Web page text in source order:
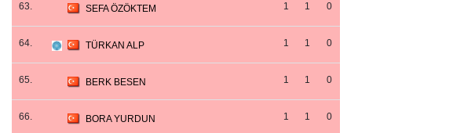
63. SEFA ÖZÖKTEM 1 1 0
64. TÜRKAN ALP 1 1 0
65. BERK BESEN 1 1 0
66. BORA YURDUN 1 1 0